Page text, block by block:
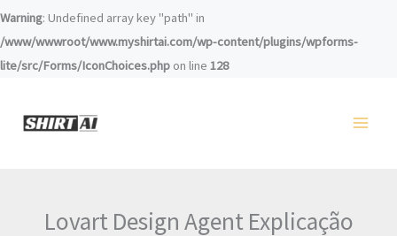
Warning: Undefined array key "path" in
/www/wwwroot/www.myshirtai.com/wp-content/plugins/wpforms-
lite/src/Forms/IconChoices.php on line 128
Lovart Design Agent Explicação